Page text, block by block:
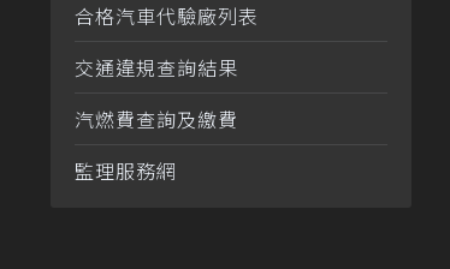
合格汽車代驗廠列表
交通違規查詢結果
汽燃費查詢及繳費
監理服務網